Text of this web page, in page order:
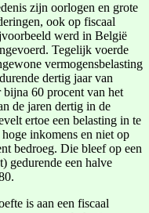
zijn oorlogen en grote
ook op fiscaal
werd in België
Tegelijk voerde
vermogensbelasting
dertig jaar van
60 procent van het
de jaren dertig in de
ertoe een belasting in te
inkomens en niet op
bedroeg. Die bleef op een
gedurende een halve
is aan een fiscaal